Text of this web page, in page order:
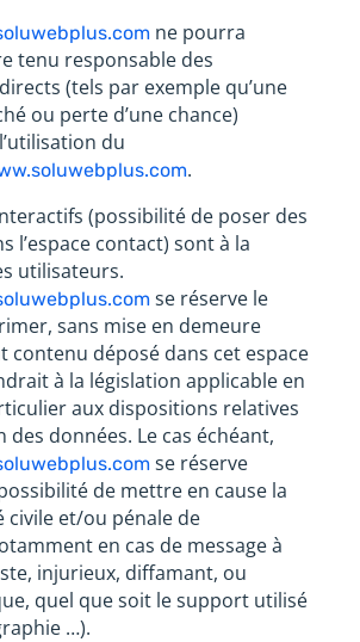
ne pourra
tenu responsable des
(tels par exemple qu’une
ou perte d’une chance)
du
.
(possibilité de poser des
l’espace contact) sont à la
utilisateurs.
se réserve le
sans mise en demeure
contenu déposé dans cet espace
à la législation applicable en
aux dispositions relatives
données. Le cas échéant,
se réserve
de mettre en cause la
civile et/ou pénale de
en cas de message à
injurieux, diffamant, ou
quel que soit le support utilisé
…).